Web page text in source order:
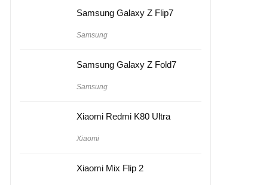
Samsung Galaxy Z Flip7
Samsung
Samsung Galaxy Z Fold7
Samsung
Xiaomi Redmi K80 Ultra
Xiaomi
Xiaomi Mix Flip 2